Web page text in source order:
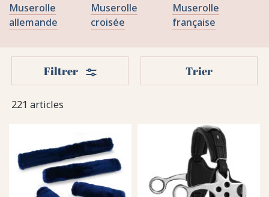
Muserolle
allemande
Muserolle
croisée
Muserolle
française
221 articles
Filtrer Filters Trier